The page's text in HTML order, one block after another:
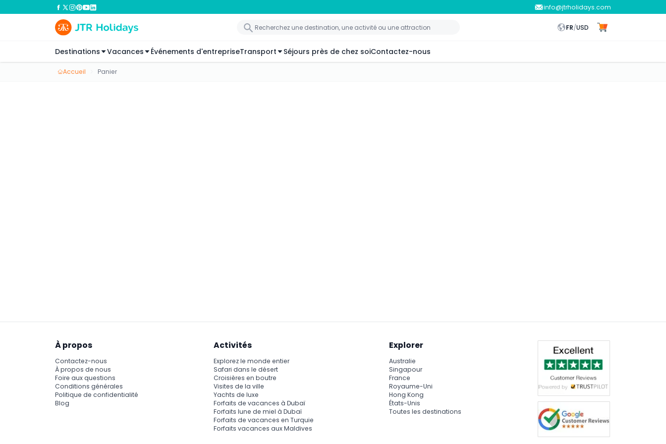
info@jtrholidays.com
FR/USD
Destinations Vacances Événements d'entrepriseTransport Séjours près de chez soiContactez-nous
Accueil Panier
À propos
Contactez-nous
À propos de nous
Foire aux questions
Conditions générales
Politique de confidentialité
Blog
Activités
Explorez le monde entier
Safari dans le désert
Croisières en boutre
Visites de la ville
Yachts de luxe
Forfaits de vacances à Dubaï
Forfaits lune de miel à Dubaï
Forfaits de vacances en Turquie
Forfaits vacances aux Maldives
Explorer
Australie
Singapour
France
Royaume-Uni
Hong Kong
États-Unis
Toutes les destinations